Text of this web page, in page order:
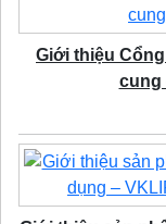
Giới thiệu
cung